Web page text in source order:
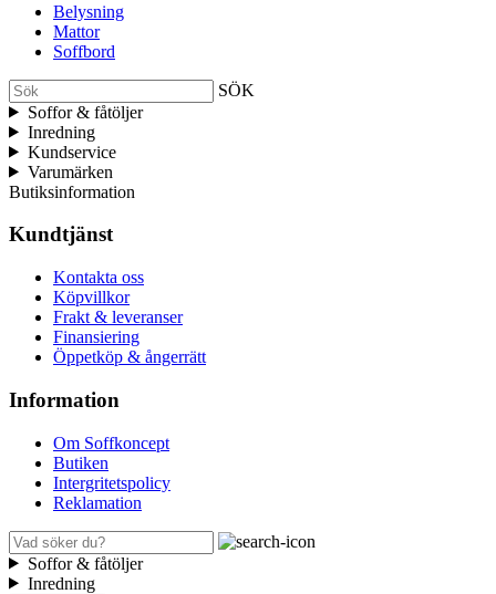
Belysning
Mattor
Soffbord
SÖK
Soffor & fåtöljer
Inredning
Kundservice
Varumärken
Butiksinformation
Kundtjänst
Kontakta oss
Köpvillkor
Frakt & leveranser
Finansiering
Öppetköp & ångerrätt
Information
Om Soffkoncept
Butiken
Intergritetspolicy
Reklamation
Soffor & fåtöljer
Inredning